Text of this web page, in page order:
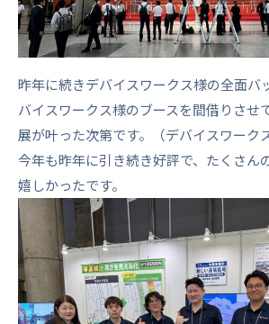
昨年に続きデバイスワークス様の全面バ
バイスワークス様のブースを間借りさせ
展が叶った次第です。（デバイスワーク
今年も昨年に引き続き好評で、たくさん
嬉しかったです。